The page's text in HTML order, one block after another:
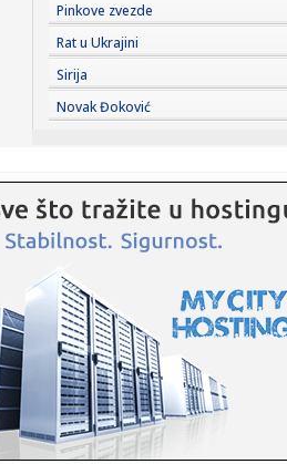
17:06:Прва помоћ одојчади и малој
17:06:Plan ostaje isti – bojkot!
17:05: 70 miliona dinara za program
17:04:
17:04:Zlostavljanje i silovanje
školi:...
17:02:Šta ćemo voziti za deset godina:
ponud...
17:01:Sahranjen ruski general –
Pinkove zvezde
Rat u Ukrajini
Sirija
Novak Đoković